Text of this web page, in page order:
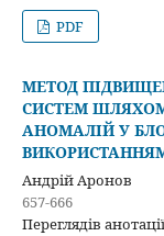
PDF
МЕТОД
СИСТЕМ
АНОМАЛІЙ У
Андрій Аронов
657-666
Переглядів